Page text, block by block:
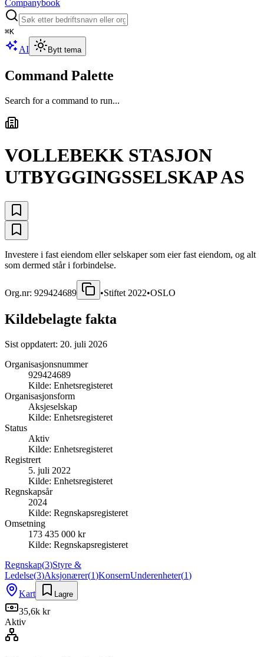
Companybook
⌘K
AI Bytt tema
Command Palette
Search for a command to run...
VOLLEBEKK STASJON
UTBYGGINGSSELSKAP AS
Investere i fast eiendom eller selskaper som eier fast eiendom, og alt
som dermed står i forbindelse.
Org.nr: 929424689 •Stiftet 2022•OSLO
Kildebelagte fakta
Sist oppdatert: 20. juli 2026
Organisasjonsnummer
929424689
Kilde: Enhetsregisteret
Organisasjonsform
Aksjeselskap
Kilde: Enhetsregisteret
Status
Aktiv
Kilde: Enhetsregisteret
Registrert
5. juli 2022
Kilde: Enhetsregisteret
Regnskapsår
2024
Kilde: Regnskapsregisteret
Omsetning
173 435 000 kr
Kilde: Regnskapsregisteret
Regnskap(3)Styre &
Ledelse(3)Aksjonærer(1)KonsernUnderenheter(1)
Kart
Lagre
35,6k kr
Aktiv